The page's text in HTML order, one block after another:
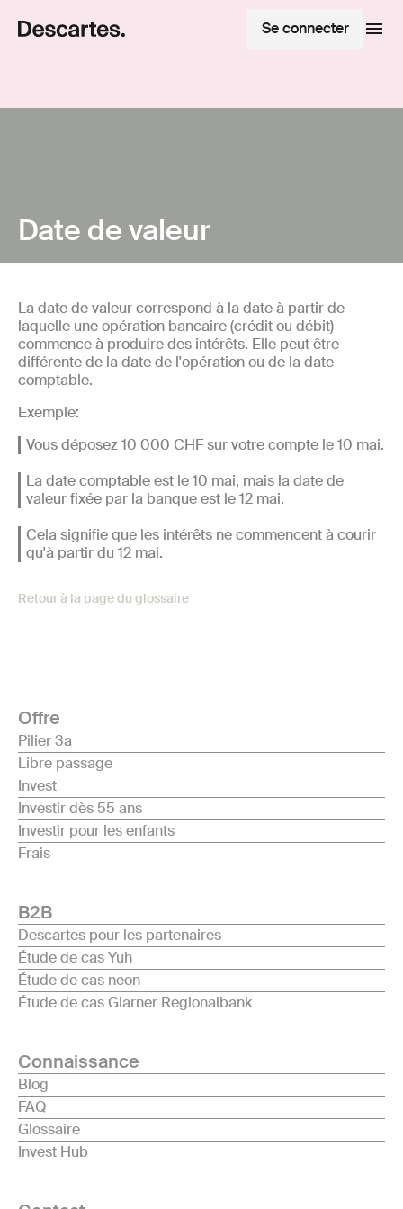
Se connecter
Date de valeur
La date de valeur correspond à la date à partir de
laquelle une opération bancaire (crédit ou débit)
commence à produire des intérêts. Elle peut être
différente de la date de l'opération ou de la date
comptable.
Exemple:
Vous déposez 10 000 CHF sur votre compte le 10 mai.
La date comptable est le 10 mai, mais la date de
valeur fixée par la banque est le 12 mai.
Cela signifie que les intérêts ne commencent à courir
qu'à partir du 12 mai.
Retour à la page du glossaire
Offre
Pilier 3a
Libre passage
Invest
Investir dès 55 ans
Investir pour les enfants
Frais
B2B
Descartes pour les partenaires
Étude de cas Yuh
Étude de cas neon
Étude de cas Glarner Regionalbank
Connaissance
Blog
FAQ
Glossaire
Invest Hub